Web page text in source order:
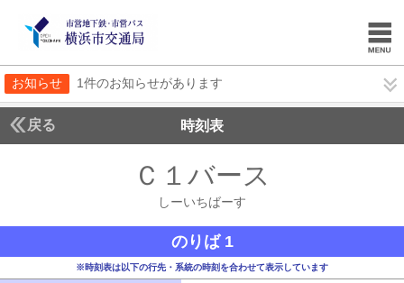
お知らせ 1件のお知らせがあります
戻る 時刻表
Ｃ１バース
しーいちばーす
のりば 1
※時刻表は以下の行先・系統の時刻を合わせて表示しています